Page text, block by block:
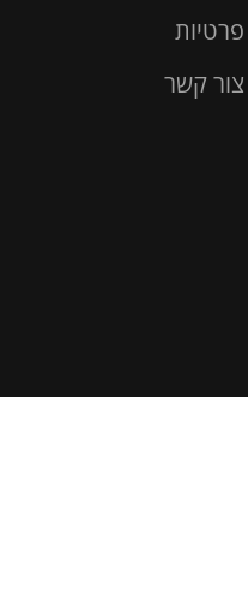
פרטיות
צור קשר